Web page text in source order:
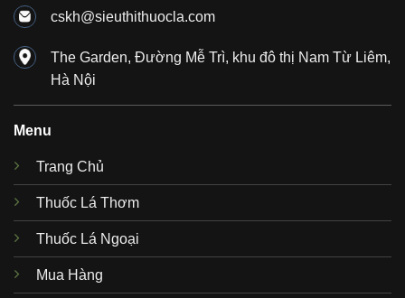
cskh@sieuthithuocla.com
The Garden, Đường Mễ Trì, khu đô thị Nam Từ Liêm,
Hà Nội
Menu
Trang Chủ
Thuốc Lá Thơm
Thuốc Lá Ngoại
Mua Hàng